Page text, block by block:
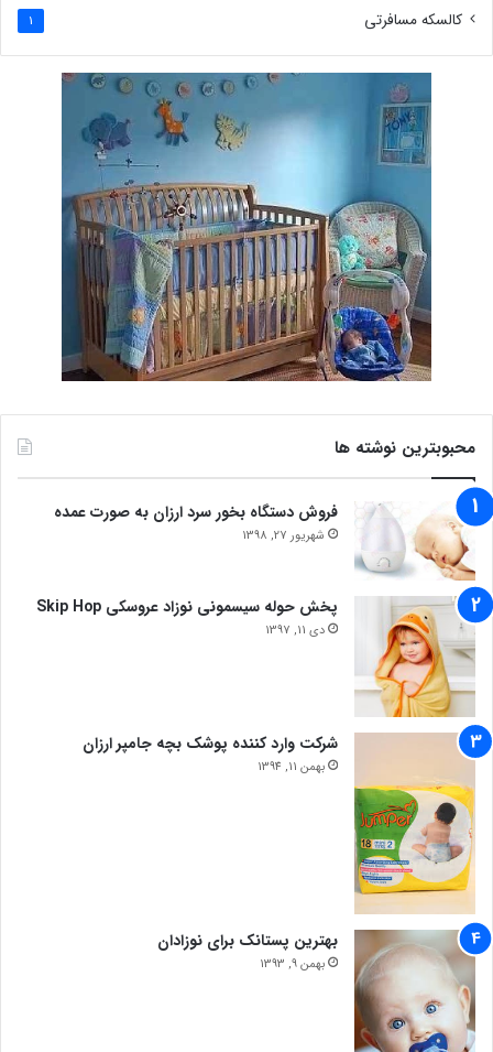
کالسکه مسافرتی 1
محبوبترین نوشته ها
فروش دستگاه بخور سرد ارزان به صورت عمده
شهریور 27, 1398
پخش حوله سیسمونی نوزاد عروسکی Skip Hop
دی 11, 1397
شرکت وارد کننده پوشک بچه جامپر ارزان
بهمن 11, 1394
بهترین پستانک برای نوزادان
بهمن 9, 1393